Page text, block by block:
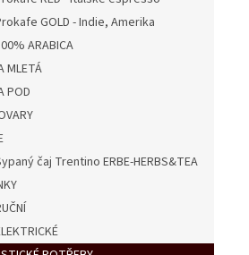
GOLD - Indie, Amerika
ARABICA
MLETÁ
POD
čaj Trentino ERBE-HERBS&TEA